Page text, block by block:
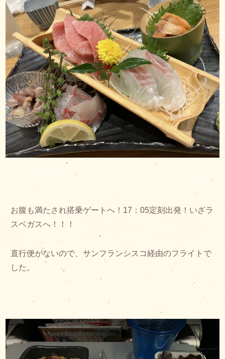
お腹も満たされ搭乗ゲートへ！17：05定刻出発！いざラ
スベガスへ！！！
直行便がないので、サンフランシスコ経由のフライトで
した。